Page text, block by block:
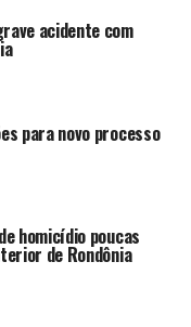
acidente com
para novo processo
homicídio poucas
de Rondônia